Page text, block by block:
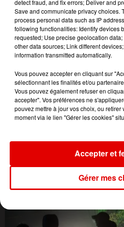
L'ACTU DES ARDENNES
detect fraud, and fix errors; Deliver and
Save and communicate privacy choices.
process personal data such as IP
following functionalities: Identify devices
requested; Use precise geolocation
other data sources; Link different
information transmitted automatically.
Vous pouvez accepter en cliquant sur
sélectionnant les finalités et/ou
Vous pouvez également refuser en
accepter". Vos préférences ne
pouvez mettre à jour vos choix, ou retirer
moment via le lien "Gérer les cookies"
Gérer mes
Accepter et